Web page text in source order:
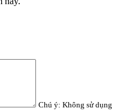
Chú ý: Không sử dụng